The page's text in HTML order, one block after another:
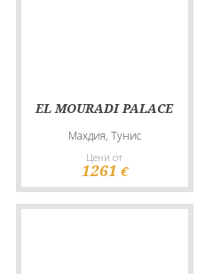
EL MOURADI PALACE
Махдия, Тунис
Цени от
1261 €